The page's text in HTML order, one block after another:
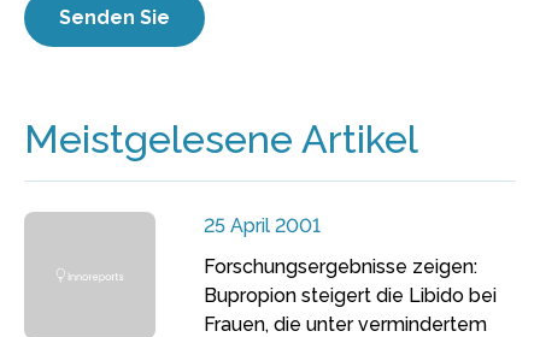
Meistgelesene Artikel
25 April 2001
Forschungsergebnisse zeigen:
Bupropion steigert die Libido bei
Frauen, die unter vermindertem